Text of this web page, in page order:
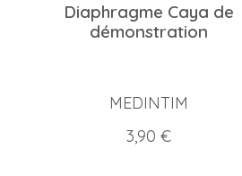
Diaphragme Caya de
démonstration
MEDINTIM
Prix
3,90 €